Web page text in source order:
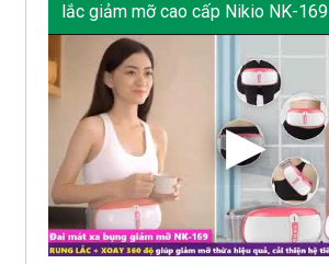
lắc giảm mỡ cao cấp Nikio NK-169